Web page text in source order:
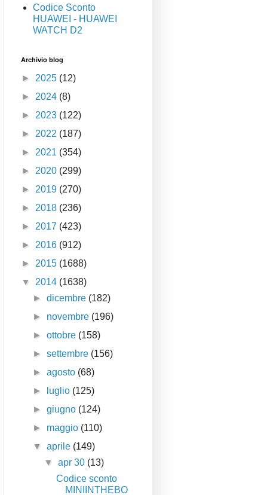
Codice Sconto
HUAWEI - HUAWEI
WATCH D2
Archivio blog
► 2025 (12)
► 2024 (8)
► 2023 (122)
► 2022 (187)
► 2021 (354)
► 2020 (299)
► 2019 (270)
► 2018 (236)
► 2017 (423)
► 2016 (912)
► 2015 (1688)
▼ 2014 (1638)
►dicembre (182)
► novembre (196)
►ottobre (158)
►settembre (156)
►agosto (68)
►
luglio (125)
►giugno (124)
► maggio (110)
▼aprile (149)
▼apr 30 (13)
Codice sconto
MINIINTHEBO